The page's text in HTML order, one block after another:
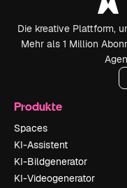
Die kreative Plattform,
Mehr als 1 Million
Produkte
Spaces
KI-Assistent
KI-Bildgenerator
KI-Videogenerator